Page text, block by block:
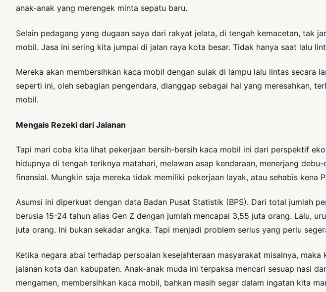
anak-anak yang merengek minta sepatu baru.
Selain pedagang yang dugaan saya dari rakyat jelata, di tengah kemacetan, tak
mobil. Jasa ini sering kita jumpai di jalan raya kota besar. Tidak hanya saat lalu
Mereka akan membersihkan kaca mobil dengan sulak di lampu lalu lintas secara
seperti ini, oleh sebagian pengendara, dianggap sebagai hal yang meresahkan,
mobil.
Mengais Rezeki dari Jalanan
Tapi mari coba kita lihat pekerjaan bersih-bersih kaca mobil ini dari perspektif
hidupnya di tengah teriknya matahari, melawan asap kendaraan, menerjang
finansial. Mungkin saja mereka tidak memiliki pekerjaan layak, atau sehabis
Asumsi ini diperkuat dengan data Badan Pusat Statistik (BPS). Dari total jumlah
berusia 15-24 tahun alias Gen Z dengan jumlah mencapai 3,55 juta orang. Lalu,
juta orang. Ini bukan sekadar angka. Tapi menjadi problem serius yang perlu
Ketika negara abai terhadap persoalan kesejahteraan masyarakat misalnya,
jalanan kota dan kabupaten. Anak-anak muda ini terpaksa mencari sesuap nasi
mengamen, membersihkan kaca mobil, bahkan masih segar dalam ingatan kita